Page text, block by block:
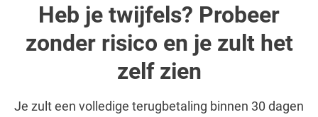
Heb je twijfels? Probeer
zonder risico en je zult het
zelf zien
Je zult een volledige terugbetaling binnen 30 dagen